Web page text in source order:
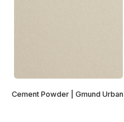
Cement Powder | Gmund Urban